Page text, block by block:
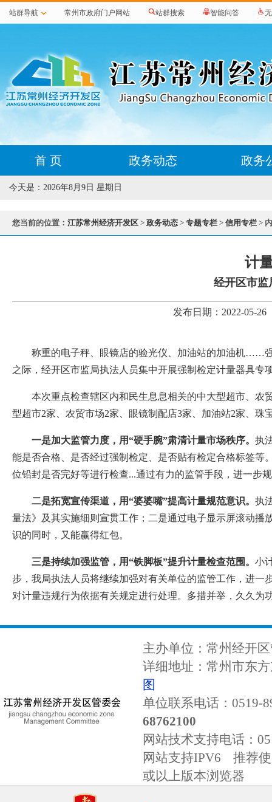
站群导航 常州市政府门户网站 站群搜索 智能问答
首 页 政务动态 政务
今天是： 2026年8月9日 星期日
您当前的位置： 江苏常州经济开发区 > 政务动态 > 专题专栏 > 信用专栏 >
计
经开区市监
发布日期：2022-05-
称重的电子秤、眼镜店的验光仪、加油站的加油机……
之际， 经开区市监局执法人员集中开展强制检定计量器具专
本次重点检查辖区内和民生息息相关的中大型超市、农
型超市2家、农贸市场2家、眼镜制配店3家、加油站2家、珠
一是加大监管力度，用“硬手腕”肃清计量市场秩序。执
能是否合格、是否经过强制检定、是否贴有检定合格标签
位铅封是否完好等进行检查...通过有力的监管手段，进一步
二是拓宽宣传渠道，用“婆婆嘴”提高计量规范意识。执
量法》及其实施细则宣贯工作；二是通过电子显示屏滚动
识的同时，又能赢得红包。
三是持续加强监管，用“铁脚板”提升计量检查范围。小
步， 我局执法人员将继续加强对有关单位的监管工作，进一
对计量违规行为依据有关规定进行处理。多措并举，久久
主办单位：常州经开
详细地址：常州市东
图
单位联系电话：0519-
68762100
网站技术支持电话：
网站支持IPV6 推荐使
或以上版本浏览器